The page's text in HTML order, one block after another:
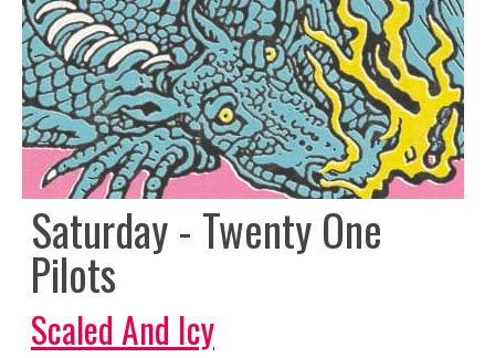
Saturday - Twenty One
Pilots
Scaled And Icy